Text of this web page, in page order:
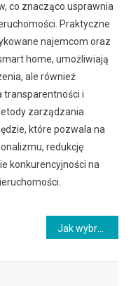
co znacząco usprawnia
Praktyczne
najemcom oraz
home, umożliwiają
ale również
transparentności i
zarządzania
które pozwala na
redukcję
konkurencyjności na